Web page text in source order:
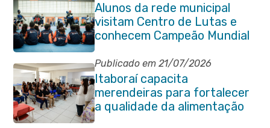
Alunos da rede municipal
visitam Centro de Lutas e
conhecem Campeão Mundial
de Taekwondo
Publicado em 21/07/2026
Itaboraí capacita
merendeiras para fortalecer
a qualidade da alimentação
escolar na rede municipal